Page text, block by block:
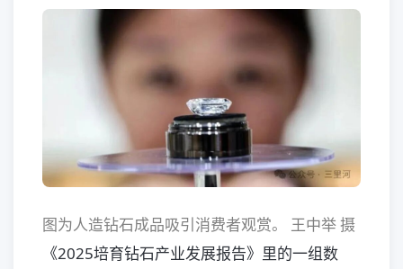
图为人造钻石成品吸引消费者观赏。 王中举 摄
《2025培育钻石产业发展报告》里的一组数